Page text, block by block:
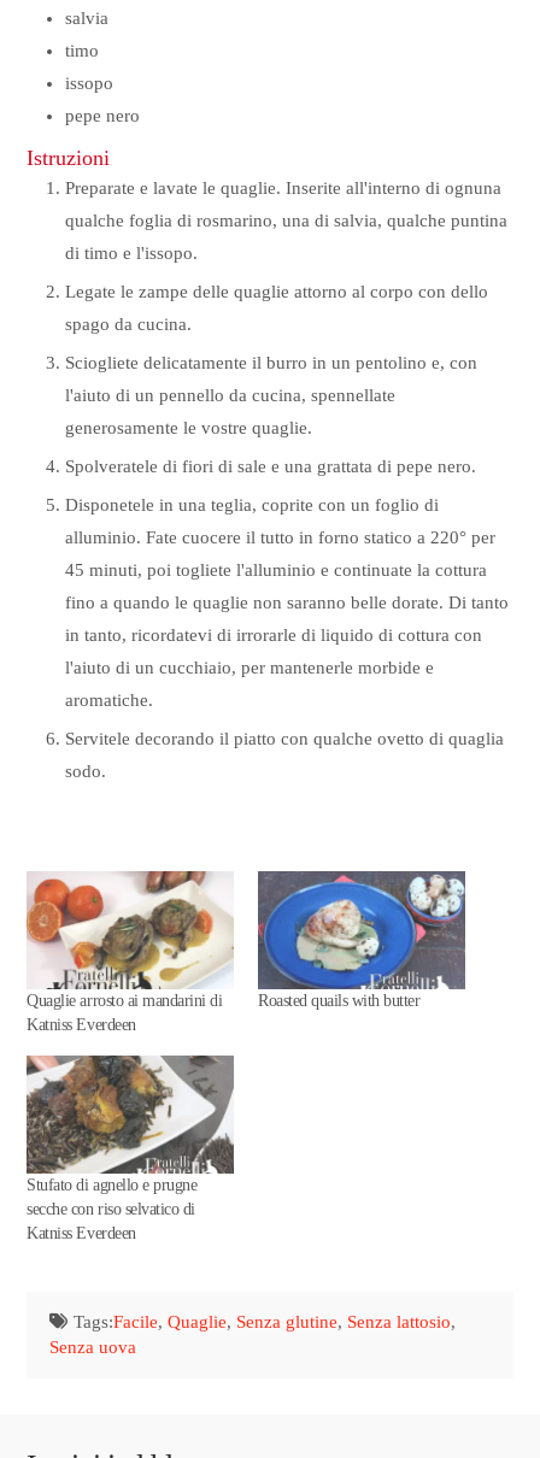
salvia
timo
issopo
pepe nero
Istruzioni
Preparate e lavate le quaglie. Inserite all'interno di ognuna
qualche foglia di rosmarino, una di salvia, qualche puntina
di timo e l'issopo.
Legate le zampe delle quaglie attorno al corpo con dello
spago da cucina.
Sciogliete delicatamente il burro in un pentolino e, con
l'aiuto di un pennello da cucina, spennellate
generosamente le vostre quaglie.
Spolveratele di fiori di sale e una grattata di pepe nero.
Disponetele in una teglia, coprite con un foglio di
alluminio. Fate cuocere il tutto in forno statico a 220° per
45 minuti, poi togliete l'alluminio e continuate la cottura
fino a quando le quaglie non saranno belle dorate. Di tanto
in tanto, ricordatevi di irrorarle di liquido di cottura con
l'aiuto di un cucchiaio, per mantenerle morbide e
aromatiche.
Servitele decorando il piatto con qualche ovetto di quaglia
sodo.
Quaglie arrosto ai mandarini di
Katniss Everdeen
Roasted quails with butter
Stufato di agnello e prugne
secche con riso selvatico di
Katniss Everdeen
Tags:Facile, Quaglie, Senza glutine, Senza lattosio,
Senza uova